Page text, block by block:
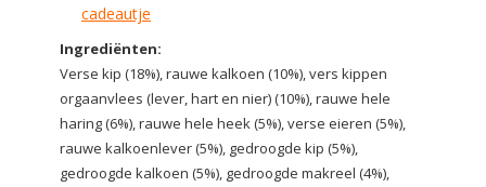
cadeautje
Ingrediënten:
Verse kip (18%), rauwe kalkoen (10%), vers kippen
orgaanvlees (lever, hart en nier) (10%), rauwe hele
haring (6%), rauwe hele heek (5%), verse eieren (5%),
rauwe kalkoenlever (5%), gedroogde kip (5%),
gedroogde kalkoen (5%), gedroogde makreel (4%),